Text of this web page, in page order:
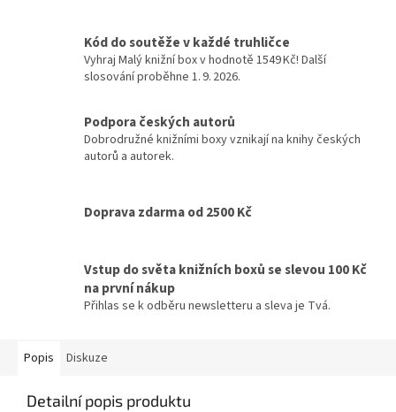
Kód do soutěže v každé truhličce
Vyhraj Malý knižní box v hodnotě 1549 Kč! Další
slosování proběhne 1. 9. 2026.
Podpora českých autorů
Dobrodružné knižními boxy vznikají na knihy českých
autorů a autorek.
Doprava zdarma od 2500 Kč
Vstup do světa knižních boxů se slevou 100 Kč
na první nákup
Přihlas se k odběru newsletteru a sleva je Tvá.
Popis Diskuze
Detailní popis produktu